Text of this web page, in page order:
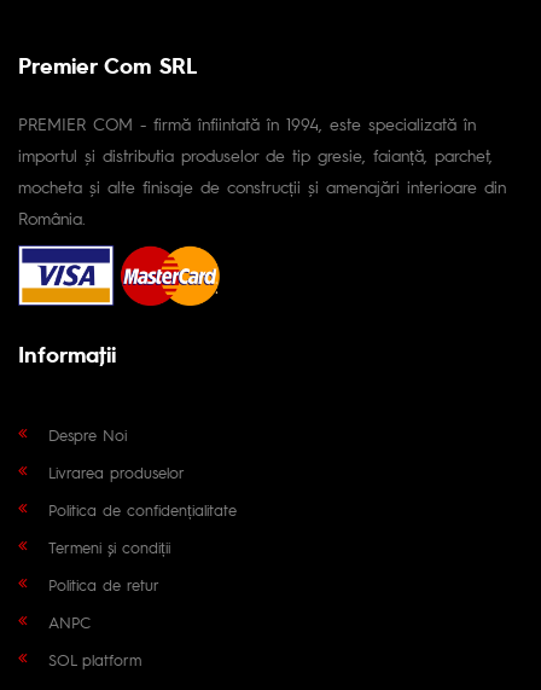
Premier Com SRL
PREMIER COM - firmă înfiintată în 1994, este specializată în
importul și distributia produselor de tip gresie, faianță, parchet,
mocheta și alte finisaje de construcții și amenajări interioare din
România.
Informaţii
Despre Noi
Livrarea produselor
Politica de confidențialitate
Termeni și condiții
Politica de retur
ANPC
SOL platform